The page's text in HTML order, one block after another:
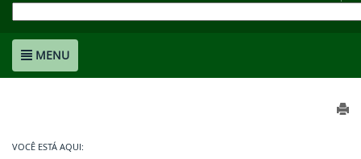
MENU
VOCÊ ESTÁ AQUI: